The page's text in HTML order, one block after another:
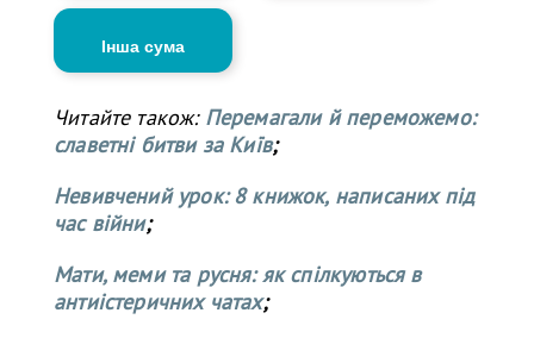
Інша сума
Читайте також: Перемагали й переможемо:
славетні битви за Київ;
Невивчений урок: 8 книжок, написаних під
час війни;
Мати, меми та русня: як спілкуються в
антиістеричних чатах;